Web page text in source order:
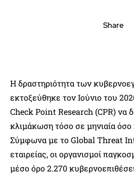
Share
Η δραστηριότητα των
εκτοξεύθηκε τον Ιούνιο του
Check Point Research (CPR) να
κλιμάκωση τόσο σε μηνιαία όσο
Σύμφωνα με το Global Threat
εταιρείας, οι οργανισμοί
μέσο όρο 2.270